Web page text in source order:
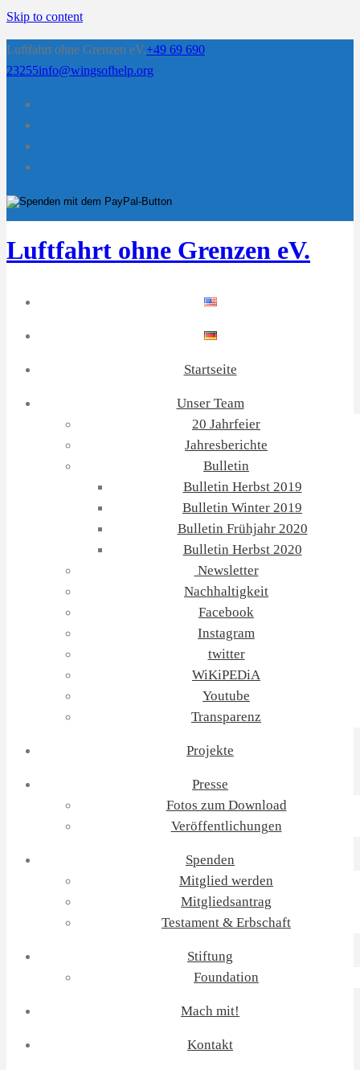
Skip to content
Luftfahrt ohne Grenzen eV.+49 69 690
23255info@wingsofhelp.org
Luftfahrt ohne Grenzen eV.
Startseite
Unser Team
20 Jahrfeier
Jahresberichte
Bulletin
Bulletin Herbst 2019
Bulletin Winter 2019
Bulletin Frühjahr 2020
Bulletin Herbst 2020
Newsletter
Nachhaltigkeit
Facebook
Instagram
twitter
WiKiPEDiA
Youtube
Transparenz
Projekte
Presse
Fotos zum Download
Veröffentlichungen
Spenden
Mitglied werden
Mitgliedsantrag
Testament & Erbschaft
Stiftung
Foundation
Mach mit!
Kontakt